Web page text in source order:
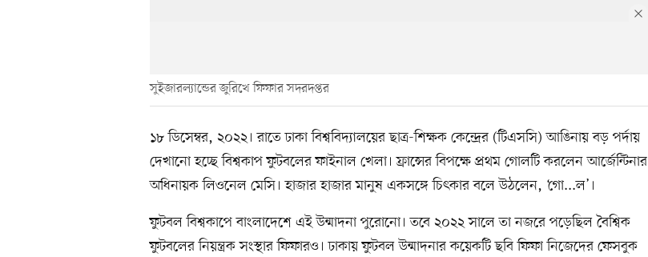
সুইজারল্যান্ডের জুরিখে ফিফার সদরদপ্তর
১৮ ডিসেম্বর, ২০২২। রাতে ঢাকা বিশ্ববিদ্যালয়ের ছাত্র-শিক্ষক কেন্দ্রের (টিএসসি) আঙিনায় বড় পর্দায়
দেখানো হচ্ছে বিশ্বকাপ ফুটবলের ফাইনাল খেলা। ফ্রান্সের বিপক্ষে প্রথম গোলটি করলেন আর্জেন্টিনার
অধিনায়ক লিওনেল মেসি। হাজার হাজার মানুষ একসঙ্গে চিৎকার বলে উঠলেন, ‘গো...ল’।
ফুটবল বিশ্বকাপে বাংলাদেশে এই উন্মাদনা পুরোনো। তবে ২০২২ সালে তা নজরে পড়েছিল বৈশ্বিক
ফুটবলের নিয়ন্ত্রক সংস্থার ফিফারও। ঢাকায় ফুটবল উন্মাদনার কয়েকটি ছবি ফিফা নিজেদের ফেসবুক